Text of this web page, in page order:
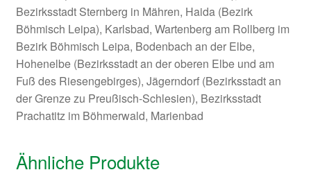
Bezirksstadt Sternberg in Mähren, Haida (Bezirk
Böhmisch Leipa), Karlsbad, Wartenberg am Rollberg im
Bezirk Böhmisch Leipa, Bodenbach an der Elbe,
Hohenelbe (Bezirksstadt an der oberen Elbe und am
Fuß des Riesengebirges), Jägerndorf (Bezirksstadt an
der Grenze zu Preußisch-Schlesien), Bezirksstadt
Prachatitz im Böhmerwald, Marienbad
Ähnliche Produkte